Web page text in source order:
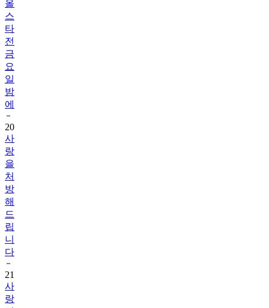
타
전
금
요
일
밤
에
20
사
랑
을
처
방
해
드
립
니
다
21
사
랑
이
온